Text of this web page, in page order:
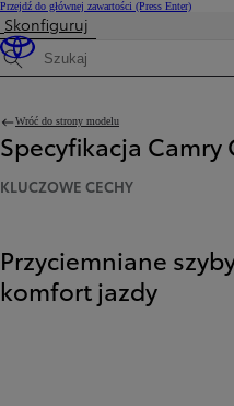
Przejdź do głównej zawartości (Press Enter)
Cena została zaktualizowana Cena Twojej
Skonfiguruj
Wyszukaj dane techniczne
Wróć do strony modelu
Specyfikacja Camry
KLUCZOWE CECHY
Przyciemniane
komfort jazdy